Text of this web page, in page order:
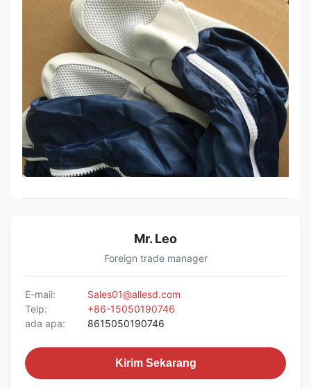
Mr. Leo
Foreign trade manager
E-mail:
Sales01@allesd.com
Telp:
+86-15050190746
ada apa:
8615050190746
Kirim Sekarang